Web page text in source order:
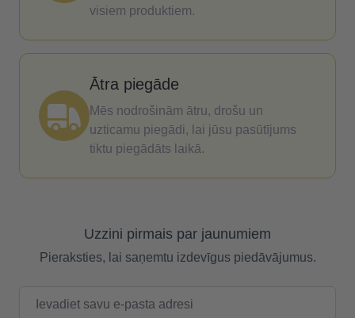
visiem produktiem.
Ātra piegāde
Mēs nodrošinām ātru, drošu un
uzticamu piegādi, lai jūsu pasūtījums
tiktu piegādāts laikā.
Uzzini pirmais par jaunumiem
Pieraksties, lai saņemtu izdevīgus piedāvājumus.